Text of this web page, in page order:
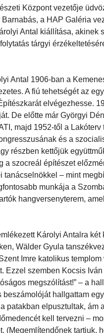
Központ vezetője
a HAP Galéria
Antal kiállítása, akinek
tárgyi
Antal 1906-ban a
A fiú tehetségét az
elvégezhesse.
De előtte már Györgyi
majd 1952-től a
és a
részben kettőjük
szocreál építészet
– mint
munkája a
hangversenyterem,
Károlyi Antalra
Wälder Gyula
Imre katolikus
Ezzel szemben Kocsis
megszólítást!” – a
hallgattam
patakban elpusztultak, ám
kell tervezni –
tartjuk,